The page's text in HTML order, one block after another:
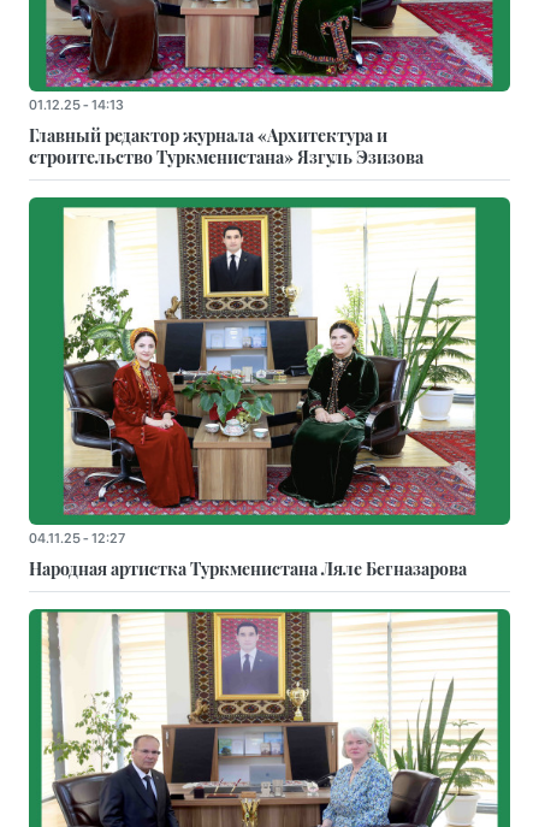
01.12.25 - 14:13
Главный редактор журнала «Архитектура и
строительство Туркменистана» Язгуль Эзизова
04.11.25 - 12:27
Народная артистка Туркменистана Ляле Бегназарова